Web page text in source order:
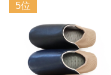
5位